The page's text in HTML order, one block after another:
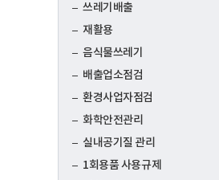
쓰레기배출
재활용
음식물쓰레기
배출업소점검
환경사업자점검
화학안전관리
실내공기질 관리
1회용품 사용규제